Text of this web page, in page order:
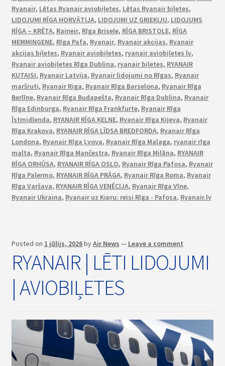
Ryanair, Lētas Ryanair aviobiļetes, Lētas Ryanair biļetes,
LIDOJUMI RĪGA HORVĀTIJA, LIDOJUMI UZ GRIEKIJU, LIDOJUMS
RĪGA – KRĒTA, Raineir, Rīga Brisele, RĪGA BRISTOLE, RĪGA
MEMMINGENE, Rīga Pafa, Ryanair, Ryanair akcijas, Ryanair
akcijas biļetes, Ryanair aviobiļetes, ryanair aviobiļetes lv,
Ryanair aviobiļetes Rīga Dublina, ryanair biļetes, RYANAIR
KUTAISI, Ryanair Latvija, Ryanair lidojumi no Rīgas, Ryanair
maršruti, Ryanair Riga, Ryanair Rīga Barselona, Ryanair Rīga
Berlīne, Ryanair Rīga Budapešta, Ryanair Rīga Dublina, Ryanair
Rīga Edinburga, Ryanair Rīga Frankfurte, Ryanair Rīga
Īstmidlenda, RYANAIR RĪGA ĶELNE, Ryanair Rīga Kijeva, Ryanair
Rīga Krakova, RYANAIR RĪGA LĪDSA BREDFORDA, Ryanair Rīga
Londona, Ryanair Rīga Ļvova, Ryanair Rīga Malaga, ryanair rīga
malta, Ryanair Rīga Mančestra, Ryanair Rīga Milāna, RYANAIR
RĪGA ORHŪSA, RYANAIR RĪGA OSLO, Ryanair Rīga Pafosa, Ryanair
Rīga Palermo, RYANAIR RĪGA PRĀGA, Ryanair Rīga Roma, Ryanair
Rīga Varšava, RYANAIR RĪGA VENĒCIJA, Ryanair Rīga Vīne,
Ryanair Ukraina, Ryanair uz Kipru: reisi Rīga - Pafosa, Ryanair.lv
Posted on 1 jūlijs, 2026byAir News — Leave a comment
RYANAIR | LĒTI LIDOJUMI
| AVIOBIĻETES